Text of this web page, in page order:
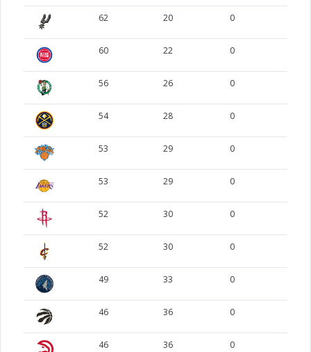
62 20 0
60 22 0
56 26 0
54 28 0
53 29 0
53 29 0
52 30 0
52 30 0
49 33 0
46 36 0
46 36 0